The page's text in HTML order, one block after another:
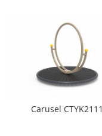
Carusel CTYK2111